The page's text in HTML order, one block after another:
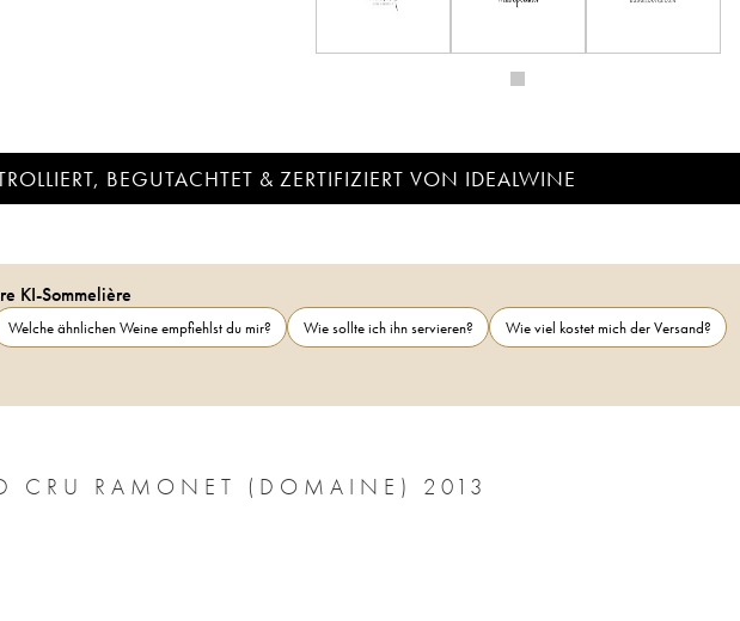
BEGUTACHTET & ZERTIFIZIERT VON IDEALWINE
KI-Sommelière
Welche ähnlichen Weine empfiehlst du mir? Wie sollte ich ihn servieren?
Wie viel kostet mich der Versand?
MONTRACHET GRAND CRU RAMONET (DOMAINE) 2013